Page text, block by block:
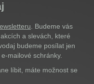
. Budeme vás
a slevách, které
budeme posílat jen
mailové schránky.
líbit, máte možnost se